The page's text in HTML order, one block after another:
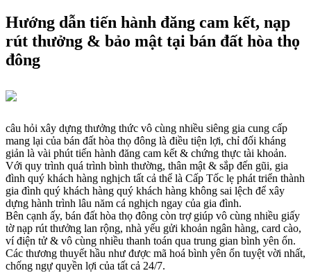
Hướng dẫn tiến hành đăng cam kết, nạp
rút thưởng & bảo mật tại bán đất hòa thọ
đông
câu hỏi xây dựng thưởng thức vô cùng nhiều siêng gia cung cấp
mang lại của bán đất hòa thọ đông là điều tiện lợi, chỉ đối kháng
giản là vài phút tiến hành đăng cam kết & chứng thực tài khoản.
Với quy trình quá trình bình thường, thân mật & sắp đến gũi, gia
đình quý khách hàng nghịch tất cả thể là Cấp Tốc lẹ phát triển thành
gia đình quý khách hàng quý khách hàng không sai lệch để xây
dựng hành trình lâu năm cá nghịch ngay của gia đình.
Bên cạnh ấy, bán đất hòa thọ đông còn trợ giúp vô cùng nhiều giấy
tờ nạp rút thưởng lan rộng, nhà yếu gửi khoản ngân hàng, card cào,
ví điện tử & vô cùng nhiều thanh toán qua trung gian bình yên ổn.
Các thương thuyết hầu như được mã hoá bình yên ổn tuyệt vời nhất,
chống ngự quyền lợi của tất cả 24/7.